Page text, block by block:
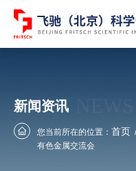
新闻资讯
您当前所在的位置： 首页
有色金属交流会